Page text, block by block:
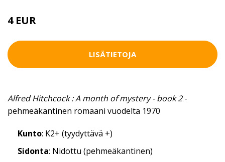
4 EUR
LISÄTIETOJA
Alfred Hitchcock : A month of mystery - book 2-
pehmeäkantinen romaani vuodelta 1970
Kunto: K2+ (tyydyttävä +)
Sidonta: Nidottu (pehmeäkantinen)